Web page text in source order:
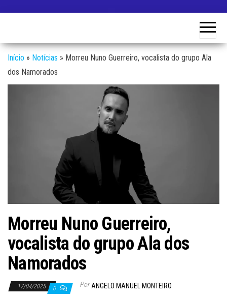
Início » Notícias » Morreu Nuno Guerreiro, vocalista do grupo Ala
dos Namorados
Morreu Nuno Guerreiro,
vocalista do grupo Ala dos
Namorados
17/04/2025 0 Por ANGELO MANUEL MONTEIRO